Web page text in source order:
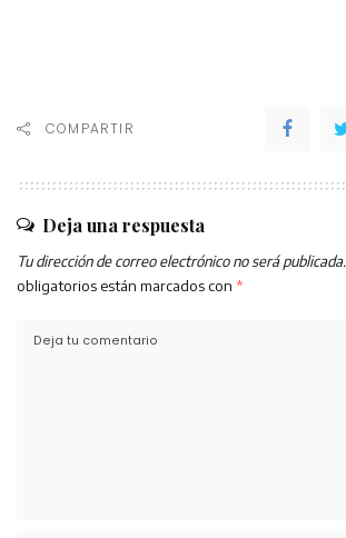
COMPARTIR
Deja una respuesta
Tu dirección de correo electrónico no será publicada.
obligatorios están marcados con *